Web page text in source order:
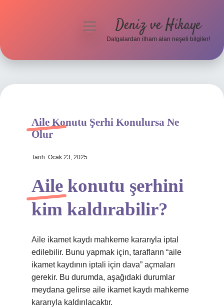
Hakkımızda
menüyü
Deniz ve Hikaye
Dalgalardan ilham alan neşeli bilgiler!
Aile Konutu Şerhi Konulursa Ne
Olur
Tarih: Ocak 23, 2025
Aile konutu şerhini
kim kaldırabilir?
Aile ikamet kaydı mahkeme kararıyla iptal
edilebilir. Bunu yapmak için, tarafların “aile
ikamet kaydının iptali için dava” açmaları
gerekir. Bu durumda, aşağıdaki durumlar
meydana gelirse aile ikamet kaydı mahkeme
kararıyla kaldırılacaktır.